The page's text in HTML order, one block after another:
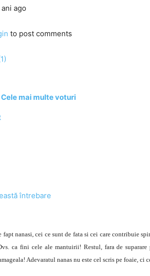
ago
to post comments
Cele mai multe voturi
întrebare
fapt nanasi, cei ce sunt de fata si cei care contribuie
ca fini cele ale mantuirii! Restul, fara de
Adevaratul nanas nu este cel scris pe foaie,